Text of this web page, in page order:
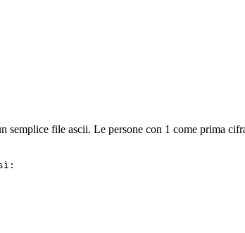
semplice file ascii. Le persone con 1 come prima